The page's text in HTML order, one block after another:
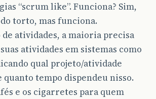
“scrum like”. Funciona? Sim,
torto, mas funciona.
de atividades, a maioria precisa
atividades em sistemas como
qual projeto/atividade
quanto tempo dispendeu nisso.
e os cigarretes para quem